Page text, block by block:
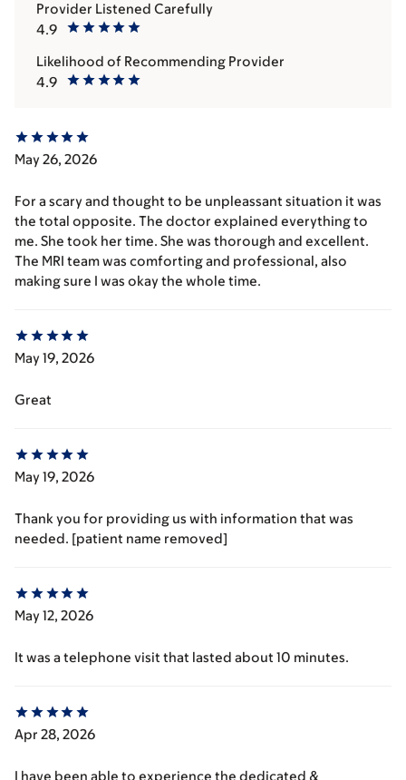
4.9
Provider Listened Carefully
4.9
Likelihood of Recommending Provider
May 26, 2026
For a scary and thought to be unpleassant situation it was
the total opposite. The doctor explained everything to
me. She took her time. She was thorough and excellent.
The MRI team was comforting and professional, also
making sure I was okay the whole time.
May 19, 2026
Great
May 19, 2026
Thank you for providing us with information that was
needed. [patient name removed]
May 12, 2026
It was a telephone visit that lasted about 10 minutes.
Apr 28, 2026
I have been able to experience the dedicated &